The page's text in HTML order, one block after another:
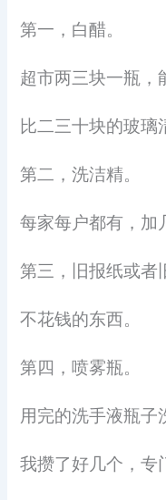
第一，白醋。
超市两三块一瓶，
比二三十块的玻璃
第二，洗洁精。
每家每户都有，加
第三，旧报纸或者
不花钱的东西。
第四，喷雾瓶。
用完的洗手液瓶子
我攒了好几个，专